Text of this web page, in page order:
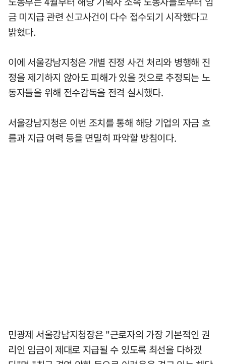
금 미지급 관련 신고사건이 다수 접수되기 시작했다고
밝혔다.
이에 서울강남지청은 개별 진정 사건 처리와 병행해 진
정을 제기하지 않아도 피해가 있을 것으로 추정되는 노
동자들을 위해 전수감독을 전격 실시했다.
서울강남지청은 이번 조치를 통해 해당 기업의 자금 흐
름과 지급 여력 등을 면밀히 파악할 방침이다.
민광제 서울강남지청장은 "근로자의 가장 기본적인 권
리인 임금이 제대로 지급될 수 있도록 최선을 다하겠